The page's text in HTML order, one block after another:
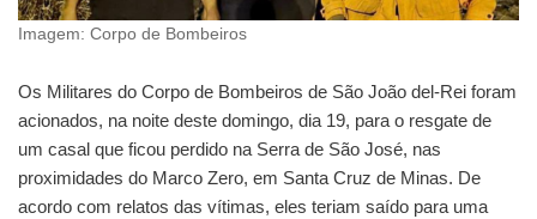
Imagem: Corpo de Bombeiros
Os Militares do Corpo de Bombeiros de São João del-Rei foram
acionados, na noite deste domingo, dia 19, para o resgate de
um casal que ficou perdido na Serra de São José, nas
proximidades do Marco Zero, em Santa Cruz de Minas. De
acordo com relatos das vítimas, eles teriam saído para uma